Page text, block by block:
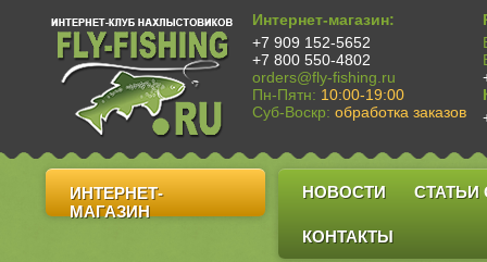
Интернет-магазин:
+7 909 152-5652
+7 800 550-4802
orders@fly-fishing.ru
Пн-Пятн: 10:00-19:00
Суб-Воскр: обработка заказов
ИНТЕРНЕТ-
МАГАЗИН
НОВОСТИ СТАТЬИ
КОНТАКТЫ